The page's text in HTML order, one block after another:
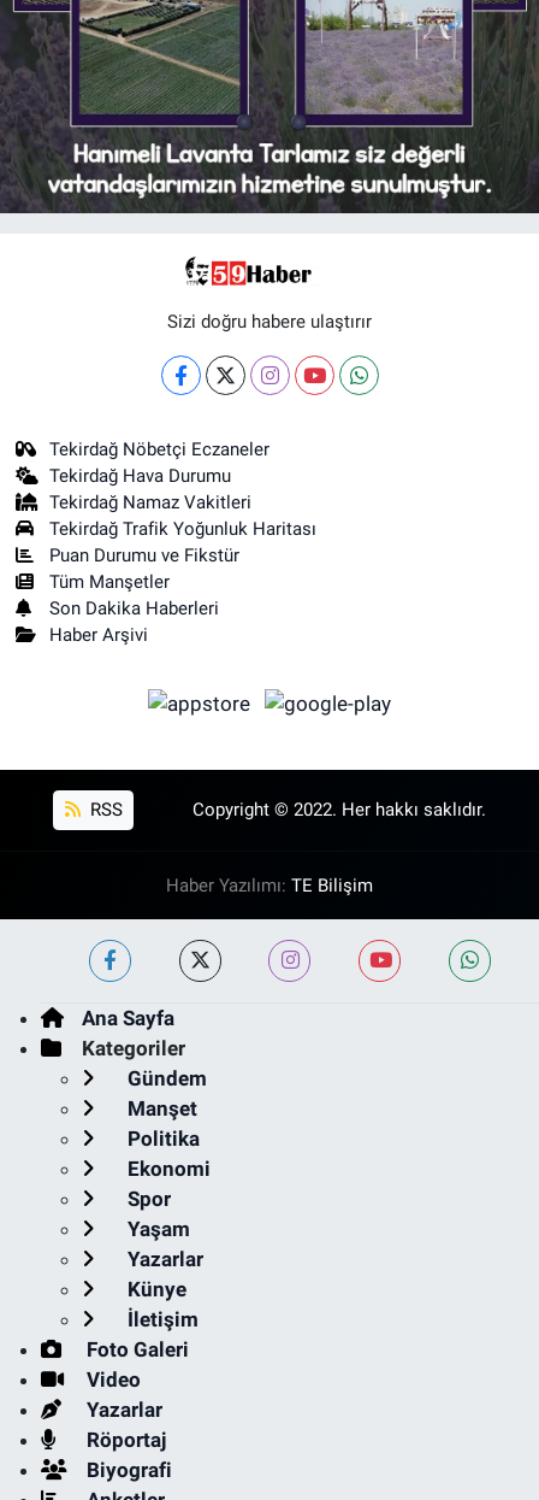
Sizi doğru habere ulaştırır
Tekirdağ Nöbetçi Eczaneler
Tekirdağ Hava Durumu
Tekirdağ Namaz Vakitleri
Tekirdağ Trafik Yoğunluk Haritası
Puan Durumu ve Fikstür
Tüm Manşetler
Son Dakika Haberleri
Haber Arşivi
RSS Copyright © 2022. Her hakkı saklıdır.
Haber Yazılımı: TE Bilişim
Ana Sayfa
Kategoriler
Gündem
Manşet
Politika
Ekonomi
Spor
Yaşam
Yazarlar
Künye
İletişim
Foto Galeri
Video
Yazarlar
Röportaj
Biyografi